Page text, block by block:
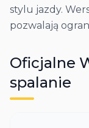
stylu jazdy.
pozwalają
Oficjalne
spalanie